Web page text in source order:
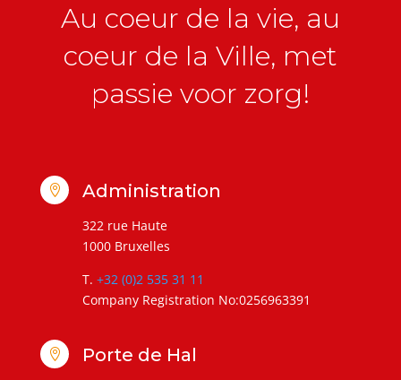
Au coeur de la vie, au
coeur de la Ville, met
passie voor zorg!
 Administration
322 rue Haute
1000 Bruxelles
T. +32 (0)2 535 31 11
Company Registration No:0256963391
 Porte de Hal